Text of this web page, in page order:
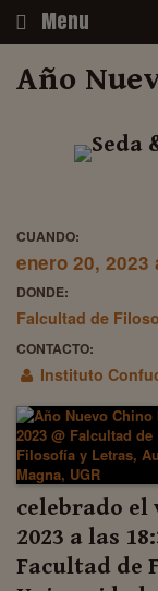
Skip
to
content
Menu
Año
CUANDO:
enero 20, 2023
DONDE:
Falcultad de
CONTACTO:
Instituto
celebrado el
2023 a las
Facultad de